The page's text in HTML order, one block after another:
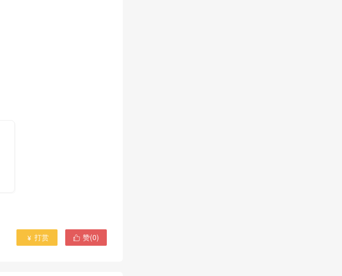
 赞(0)
 打赏